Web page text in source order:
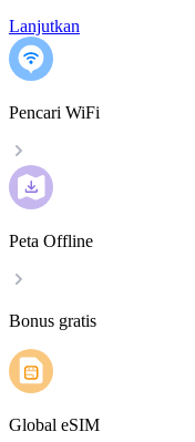
Lanjutkan
Pencari WiFi
Peta Offline
Bonus gratis
Global eSIM